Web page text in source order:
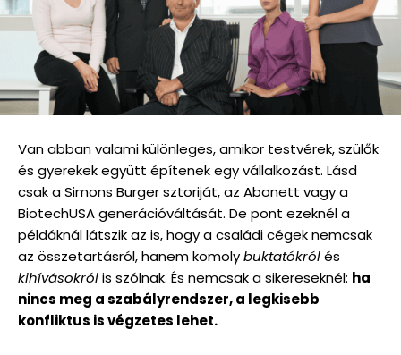
Van abban valami különleges, amikor testvérek, szülők
és gyerekek együtt építenek egy vállalkozást. Lásd
csak a Simons Burger sztoriját, az Abonett vagy a
BiotechUSA generációváltását. De pont ezeknél a
példáknál látszik az is, hogy a családi cégek nemcsak
az összetartásról, hanem komolybuktatókrólés
kihívásokrólis szólnak. És nemcsak a sikereseknél: ha
nincs meg a szabályrendszer, a legkisebb
konfliktus is végzetes lehet.